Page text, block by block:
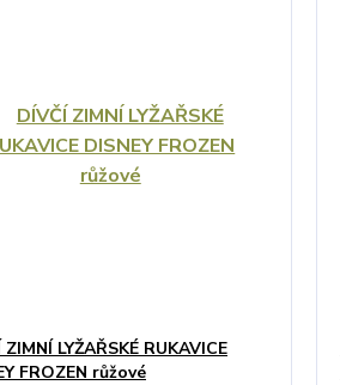
LYŽAŘSKÉ RUKAVICE
FROZEN růžové